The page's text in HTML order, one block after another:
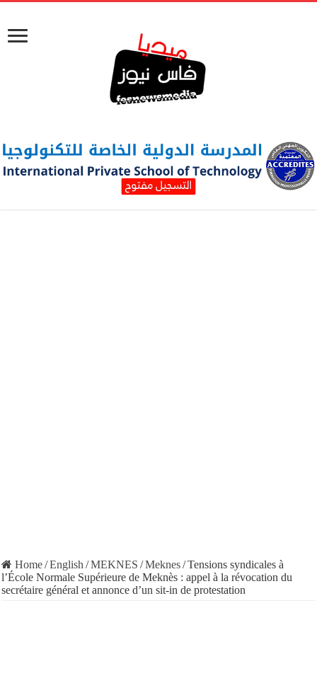
Home/English /MEKNES /Meknes/Tensions syndicales à
l’École Normale Supérieure de Meknès : appel à la révocation du
secrétaire général et annonce d’un sit-in de protestation